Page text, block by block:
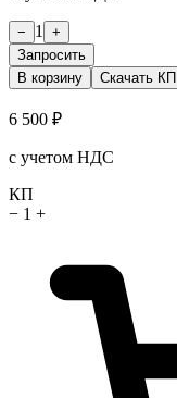
− 1
+
Запросить
В корзину
Скачать КП
6 500 ₽
с учетом НДС
КП
− 1 +